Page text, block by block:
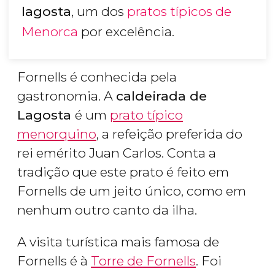
lagosta, um dos pratos típicos de
Menorca por excelência.
Fornells é conhecida pela
gastronomia. A caldeirada de
Lagosta é um prato típico
menorquino, a refeição preferida do
rei emérito Juan Carlos. Conta a
tradição que este prato é feito em
Fornells de um jeito único, como em
nenhum outro canto da ilha.
A visita turística mais famosa de
Fornells é à Torre de Fornells. Foi